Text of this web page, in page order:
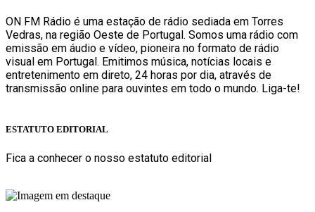
ON FM Rádio é uma estação de rádio sediada em Torres
Vedras, na região Oeste de Portugal. Somos uma rádio com
emissão em áudio e vídeo, pioneira no formato de rádio
visual em Portugal. Emitimos música, notícias locais e
entretenimento em direto, 24 horas por dia, através de
transmissão online para ouvintes em todo o mundo. Liga-te!
ESTATUTO EDITORIAL
Fica a conhecer o nosso estatuto editorial